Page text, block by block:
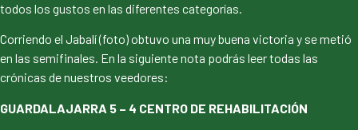
todos los gustos en las diferentes categorías.
Corriendo el Jabalí (foto) obtuvo una muy buena victoria y se metió
en las semifinales. En la siguiente nota podrás leer todas las
crónicas de nuestros veedores:
GUARDALAJARRA 5 – 4 CENTRO DE REHABILITACIÓN